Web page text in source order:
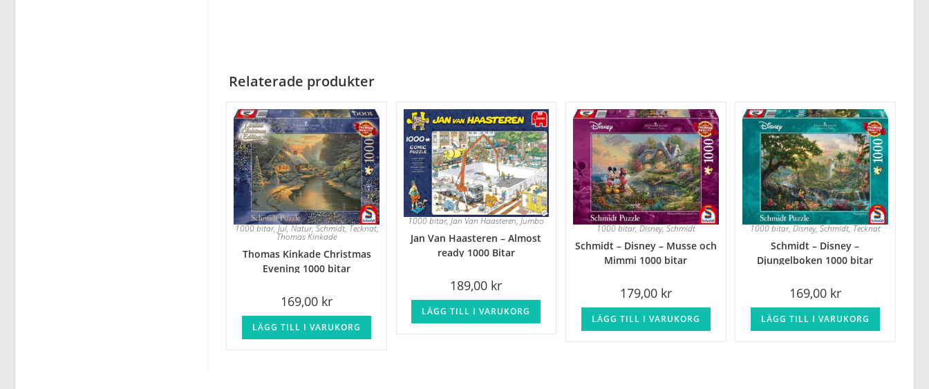
Relaterade produkter
1000 bitar,Jul,Natur,Schmidt,Tecknat,
Thomas Kinkade
Thomas Kinkade Christmas
Evening 1000 bitar
169,00 kr
LÄGG TILL I VARUKORG
1000 bitar,Jan Van Haasteren,Jumbo
Jan Van Haasteren – Almost
ready 1000 Bitar
189,00 kr
LÄGG TILL I VARUKORG
1000 bitar,Disney,Schmidt
Schmidt – Disney – Musse och
Mimmi 1000 bitar
179,00 kr
LÄGG TILL I VARUKORG
1000 bitar,Disney,Schmidt,Tecknat
Schmidt – Disney –
Djungelboken 1000 bitar
169,00 kr
LÄGG TILL I VARUKORG